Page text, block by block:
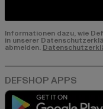
Informationen dazu, wie
in unserer
abmelden.